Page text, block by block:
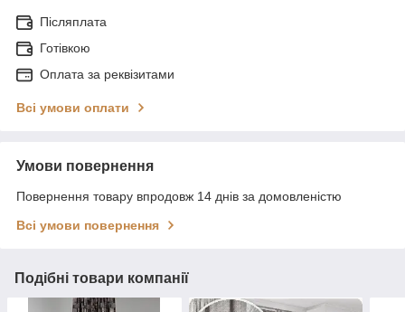
Післяплата
Готівкою
Оплата за реквізитами
Всі умови оплати
Умови повернення
Повернення товару впродовж 14 днів за домовленістю
Всі умови повернення
Подібні товари компанії